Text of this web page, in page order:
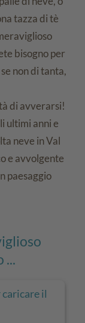
tazza di tè
bisogno per
non di tanta,
di avverarsi!
ultimi anni e
neve in Val
e avvolgente
paesaggio
...
caricare il